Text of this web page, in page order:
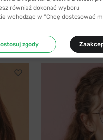
z...
SIYU
SIYU 2025 C1 56
również dokonać wyboru
wchodząc w “Chcę dostosować
zgody